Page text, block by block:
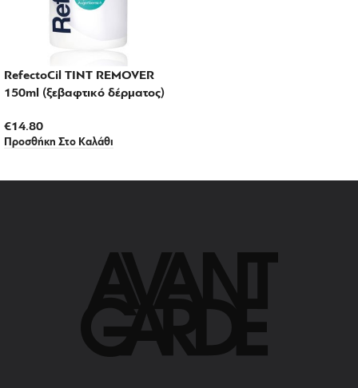
RefectoCil TINT REMOVER
150ml (ξεβαφτικό δέρματος)
€14.80
Προσθήκη Στο Καλάθι